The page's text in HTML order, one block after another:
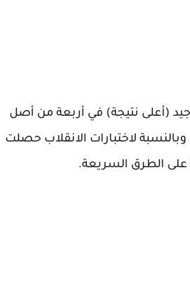
للسلامة على الطرق السريعة كيا سبورتاج 2014 تقدير جيد (أعلى نتيجة) في أربعة من أصل
لاختبارات الانقلاب حصلت
على الطرق السريعة.